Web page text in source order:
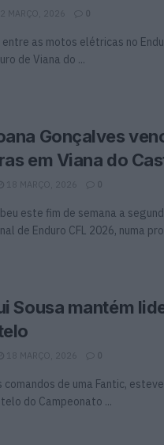
MARÇO, 2026 0
as motos elétricas no
de Viana do ...
Gonçalves
em Viana do
18 MARÇO, 2026 0
este fim de semana a
de Enduro CFL 2026, numa
Sousa mantém
18 MARÇO, 2026 0
comandos de uma Fantic,
do Campeonato ...